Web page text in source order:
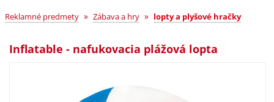
Reklamné predmety » Zábava a hry » lopty a plyšové hračky
Inflatable - nafukovacia plážová lopta